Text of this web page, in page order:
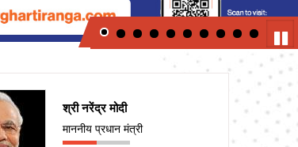
श्री नरेंद्र मोदी
माननीय प्रधान मंत्री